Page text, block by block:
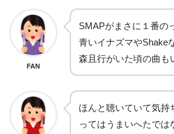
FAN
SMAPがまさに１番の
青いイナズマやShake
森且行がいた頃の曲も
ほんと聴いていて気持
ってはうまいへたでは